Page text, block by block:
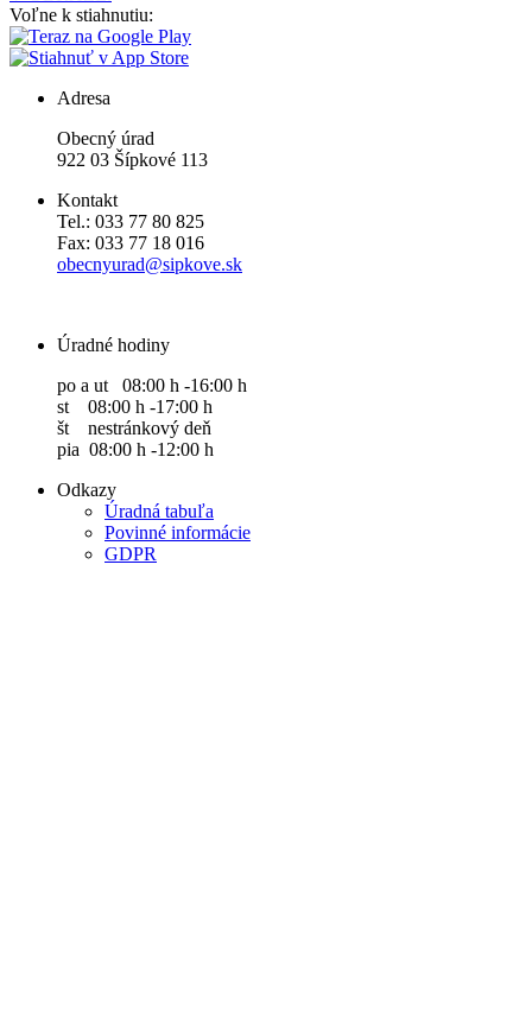
Voľne k stiahnutiu:
Adresa
Obecný úrad
922 03 Šípkové 113
Kontakt
Tel.: 033 77 80 825
Fax: 033 77 18 016
obecnyurad@sipkove.sk
Úradné hodiny
po a ut 08:00 h -16:00 h
st 08:00 h -17:00 h
št nestránkový deň
pia 08:00 h -12:00 h
Odkazy
Úradná tabuľa
Povinné informácie
GDPR